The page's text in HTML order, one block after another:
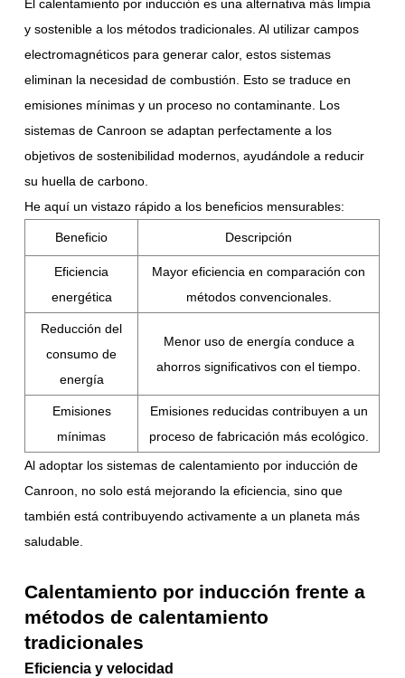
El calentamiento por inducción es una alternativa más limpia
y sostenible a los métodos tradicionales. Al utilizar campos
electromagnéticos para generar calor, estos sistemas
eliminan la necesidad de combustión. Esto se traduce en
emisiones mínimas y un proceso no contaminante. Los
sistemas de Canroon se adaptan perfectamente a los
objetivos de sostenibilidad modernos, ayudándole a reducir
su huella de carbono.
He aquí un vistazo rápido a los beneficios mensurables:
Beneficio Descripción
Eficiencia
energética
Mayor eficiencia en comparación con
métodos convencionales.
Reducción del
consumo de
energía
Menor uso de energía conduce a
ahorros significativos con el tiempo.
Emisiones
mínimas
Emisiones reducidas contribuyen a un
proceso de fabricación más ecológico.
Al adoptar los sistemas de calentamiento por inducción de
Canroon, no solo está mejorando la eficiencia, sino que
también está contribuyendo activamente a un planeta más
saludable.
Calentamiento por inducción frente a
métodos de calentamiento
tradicionales
Eficiencia y velocidad